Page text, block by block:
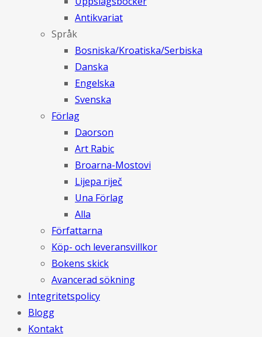
Antikvariat
Språk
Bosniska/Kroatiska/Serbiska
Danska
Engelska
Svenska
Förlag
Daorson
Art Rabic
Broarna-Mostovi
Lijepa riječ
Una Förlag
Alla
Författarna
Köp- och leveransvillkor
Bokens skick
Avancerad sökning
Integritetspolicy
Blogg
Kontakt